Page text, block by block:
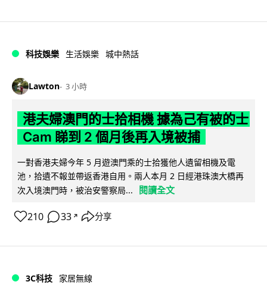
科技娛樂 生活娛樂 城中熱話
Lawton 3 小時
港夫婦澳門的士拾相機 據為己有被的士
Cam 睇到 2 個月後再入境被捕
一對香港夫婦今年 5 月遊澳門乘的士拾獲他人遺留相機及電
池，拾遺不報並帶返香港自用。兩人本月 2 日經港珠澳大橋再
次入境澳門時，被治安警察局...
閱讀全文
210 33 ↗ 分享
3C科技 家居無線